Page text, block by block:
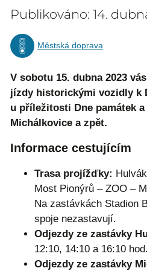
Publikováno: 14.
Městská doprava
V sobotu 15. dubna 2023
jízdy historickými vozidly k
u příležitosti Dne památek
Michálkovice a zpět.
Informace cestujícím
Trasa projížďky:
Most Pionýrů – ZOO –
Na zastávkách Stadion
spoje nezastavují.
Odjezdy ze zastávky
12:10, 14:10 a 16:10 hod.
Odjezdy ze zastávky